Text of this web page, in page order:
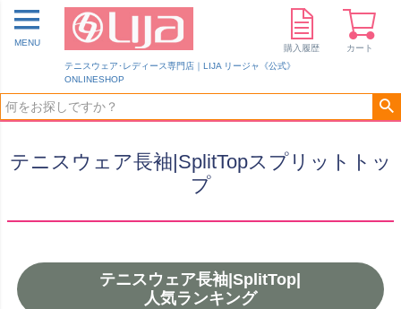
テニスウェア･レディース専門店｜LIJA リージャ《公式》
ONLINESHOP
MENU
購入履歴 カート
テニスウェア長袖|SplitTopスプリットトッ
プ
テニスウェア長袖|SplitTop|
人気ランキング